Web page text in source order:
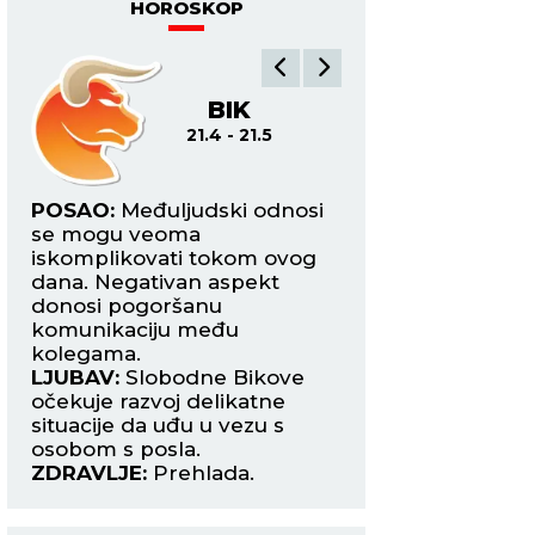
HOROSKOP
BIK
21.4 - 21.5
POSAO: Međuljudski odnosi
se mogu veoma
iskomplikovati tokom ovog
dana. Negativan aspekt
donosi pogoršanu
komunikaciju među
kolegama.
LJUBAV: Slobodne Bikove
očekuje razvoj delikatne
situacije da uđu u vezu s
osobom s posla.
ZDRAVLJE: Prehlada.